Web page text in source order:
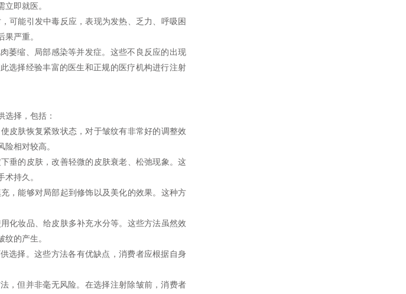
即就医。
能引发中毒反应，表现为发热、乏力、呼吸困
严重。
缩、局部感染等并发症。这些不良反应的出现
选择经验丰富的医生和正规的医疗机构进行注射
择，包括：
肤恢复紧致状态，对于皱纹有非常好的调整效
相对较高。
的皮肤，改善轻微的皮肤衰老、松弛现象。这
持久。
能够对局部起到修饰以及美化的效果。这种方
妆品、给皮肤多补充水分等。这些方法虽然效
的产生。
供选择。这些方法各有优缺点，消费者应根据自身
但并非毫无风险。在选择注射除皱前，消费者